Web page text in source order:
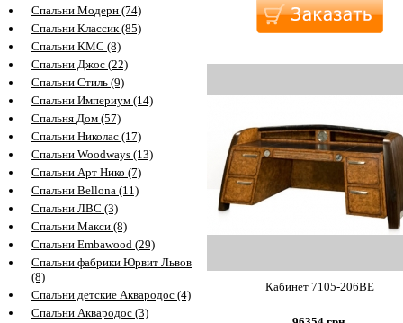
Спальни Модерн (74)
Спальни Классик (85)
Спальни КМС (8)
Спальни Джос (22)
Спальни Стиль (9)
Спальни Империум (14)
Спальня Дом (57)
Спальни Николас (17)
Спальни Woodways (13)
Спальни Арт Нико (7)
Спальни Bellona (11)
Спальни ЛВС (3)
Спальни Макси (8)
Спальни Embawood (29)
Спальни фабрики Юрвит Львов
(8)
Спальни детские Аквародос (4)
Спальни Аквародос (3)
Кабинет 7105-206BE